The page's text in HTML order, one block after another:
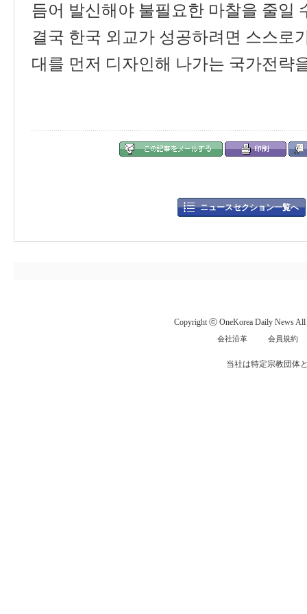
듬어 발신해야 불필요한 마찰을 줄일
결국 한국 외교가 성공하려면 스스로
대를 먼저 디자인해 나가는 국가전략
ニュースセクション一覧へ
Copyright ⓒ OneKorea Daily News All
会社沿革 会員規約
当社は特定宗教団体